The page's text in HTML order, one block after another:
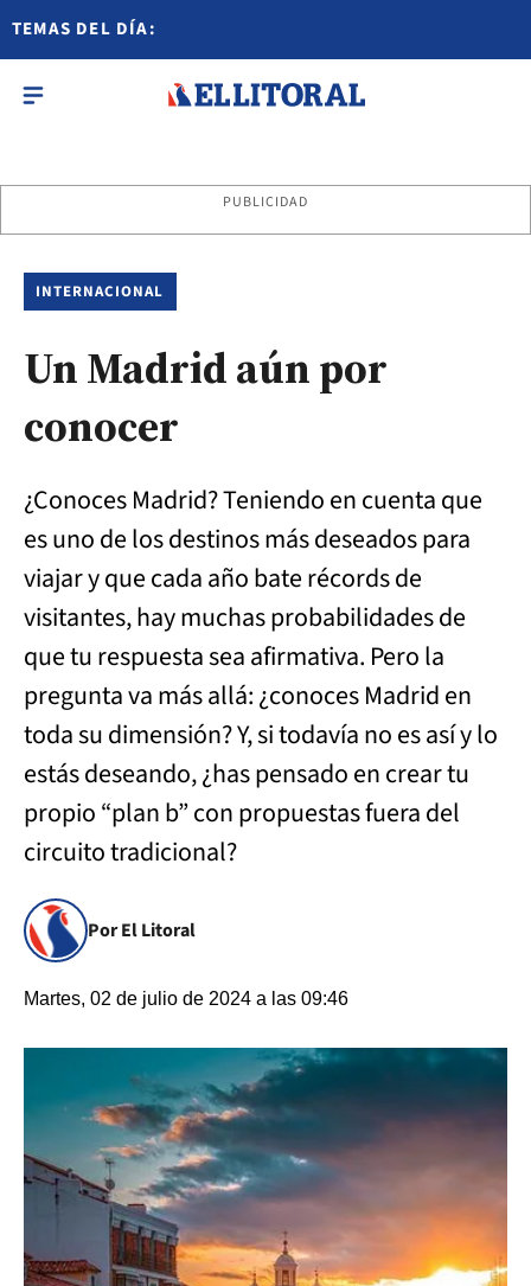
TEMAS DEL DÍA:
PUBLICIDAD
INTERNACIONAL
Un Madrid aún por
conocer
¿Conoces Madrid? Teniendo en cuenta que
es uno de los destinos más deseados para
viajar y que cada año bate récords de
visitantes, hay muchas probabilidades de
que tu respuesta sea afirmativa. Pero la
pregunta va más allá: ¿conoces Madrid en
toda su dimensión? Y, si todavía no es así y lo
estás deseando, ¿has pensado en crear tu
propio “plan b” con propuestas fuera del
circuito tradicional?
Por El Litoral
Martes, 02 de julio de 2024 a las 09:46